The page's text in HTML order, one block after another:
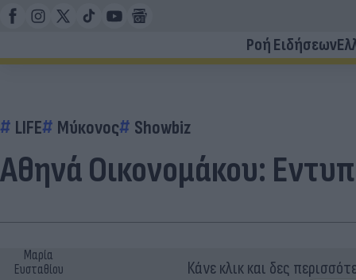
Ροή Ειδήσεων
LIFE Μύκονος Showbiz
Αθηνά Οικονομάκου:
Μαρία
Ευσταθίου
Κάνε κλικ και δες